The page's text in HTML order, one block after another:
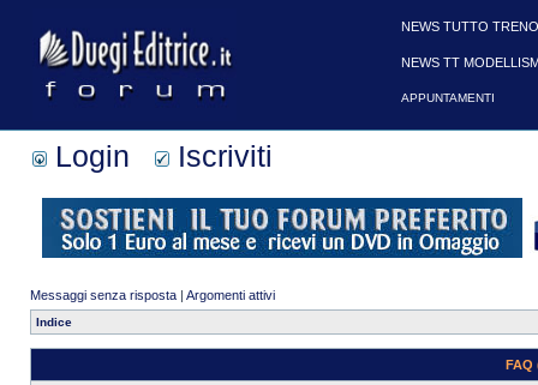
Login Iscriviti
Messaggi senza risposta | Argomenti attivi
Indice
FAQ
NEWS TUTTO
NEWS TT
APPUNTAMENTI